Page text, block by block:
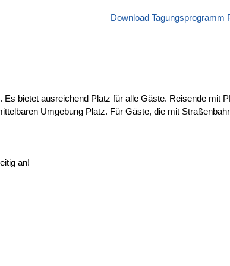
Download Tagungsprogramm
bietet ausreichend Platz für alle Gäste. Reisende mit
Umgebung Platz. Für Gäste, die mit
an!